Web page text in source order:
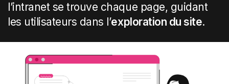
l’intranet se trouve chaque page, guidant
les utilisateurs dans l’exploration du site.